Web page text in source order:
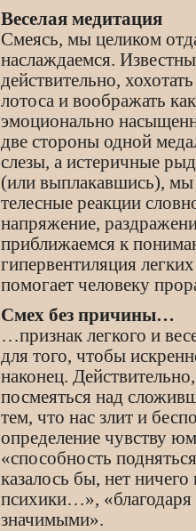
Веселая медитация
Смеясь, мы целиком
наслаждаемся.
действительно,
лотоса и воображать
эмоционально
две стороны одной
слезы, а истеричные
(или выплакавшись),
телесные реакции
напряжение,
приближаемся к
гипервентиляция
помогает человеку
Смех без причины…
…признак легкого и
для того, чтобы
наконец.
посмеяться над
тем, что нас злит и
определение чувству
«способность
казалось бы, нет
психики…»,
значимыми».